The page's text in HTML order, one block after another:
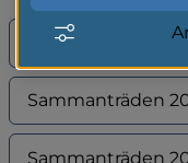
Sammanträden
Sammanträden
Sammanträden